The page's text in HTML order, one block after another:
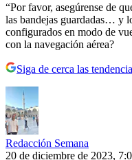
“Por favor, asegúrense de
las bandejas guardadas… y
configurados en modo de
con la navegación aérea?
Siga de cerca las
Redacción Semana
20 de diciembre de 2023,